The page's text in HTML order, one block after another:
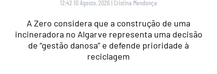
12:42 10 Agosto, 2026 | Cristina Mendonça
A Zero considera que a construção de uma
incineradora no Algarve representa uma decisão
de “gestão danosa” e defende prioridade à
reciclagem